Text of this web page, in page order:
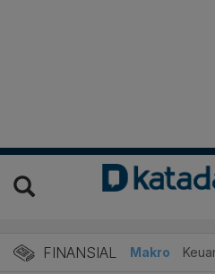
FINANSIAL Makro